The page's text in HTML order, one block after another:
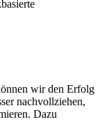
wir den Erfolg
nachvollziehen,
Dazu